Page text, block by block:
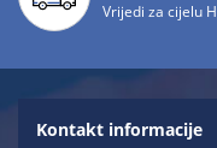
Vrijedi za cijelu
Kontakt informacije